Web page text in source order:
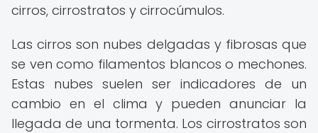
cirros, cirrostratos y cirrocúmulos.
Las cirros son nubes delgadas y fibrosas que
se ven como filamentos blancos o mechones.
Estas nubes suelen ser indicadores de un
cambio en el clima y pueden anunciar la
llegada de una tormenta. Los cirrostratos son